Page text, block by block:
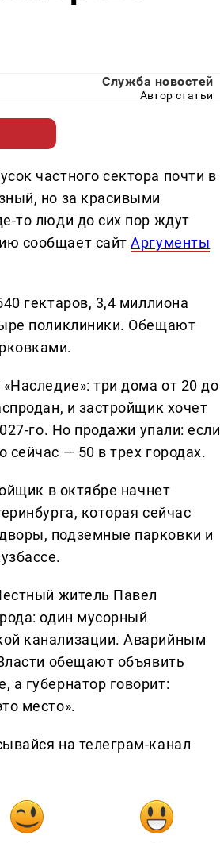
Служба новостей
Автор статьи
частного сектора почти в
но за красивыми
то люди до сих пор ждут
сообщает сайтАргументы
гектаров, 3,4 миллиона
поликлиники. Обещают
три дома от 20 до
и застройщик хочет
го. Но продажи упали: если
— 50 в трех городах.
в октябре начнет
которая сейчас
подземные парковки и
житель Павел
один мусорный
канализации. Аварийным
обещают объявить
а губернатор говорит:
место».
на телеграм-канал